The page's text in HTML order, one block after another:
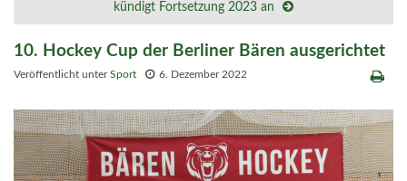
kündigt Fortsetzung 2023 an
10. Hockey Cup der Berliner Bären ausgerichtet
Veröffentlicht unterSport 6. Dezember 2022